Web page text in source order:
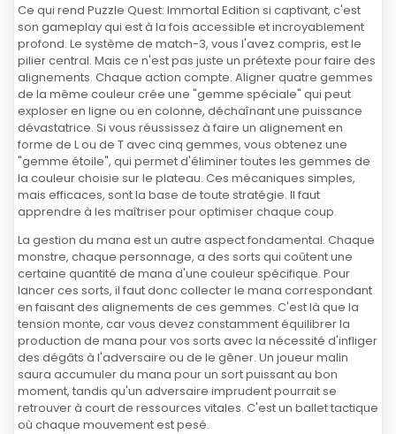
Ce qui rend Puzzle Quest: Immortal Edition si captivant, c'est
son gameplay qui est à la fois accessible et incroyablement
profond. Le système de match-3, vous l'avez compris, est le
pilier central. Mais ce n'est pas juste un prétexte pour faire des
alignements. Chaque action compte. Aligner quatre gemmes
de la même couleur crée une "gemme spéciale" qui peut
exploser en ligne ou en colonne, déchaînant une puissance
dévastatrice. Si vous réussissez à faire un alignement en
forme de L ou de T avec cinq gemmes, vous obtenez une
"gemme étoile", qui permet d'éliminer toutes les gemmes de
la couleur choisie sur le plateau. Ces mécaniques simples,
mais efficaces, sont la base de toute stratégie. Il faut
apprendre à les maîtriser pour optimiser chaque coup.
La gestion du mana est un autre aspect fondamental. Chaque
monstre, chaque personnage, a des sorts qui coûtent une
certaine quantité de mana d'une couleur spécifique. Pour
lancer ces sorts, il faut donc collecter le mana correspondant
en faisant des alignements de ces gemmes. C'est là que la
tension monte, car vous devez constamment équilibrer la
production de mana pour vos sorts avec la nécessité d'infliger
des dégâts à l'adversaire ou de le gêner. Un joueur malin
saura accumuler du mana pour un sort puissant au bon
moment, tandis qu'un adversaire imprudent pourrait se
retrouver à court de ressources vitales. C'est un ballet tactique
où chaque mouvement est pesé.